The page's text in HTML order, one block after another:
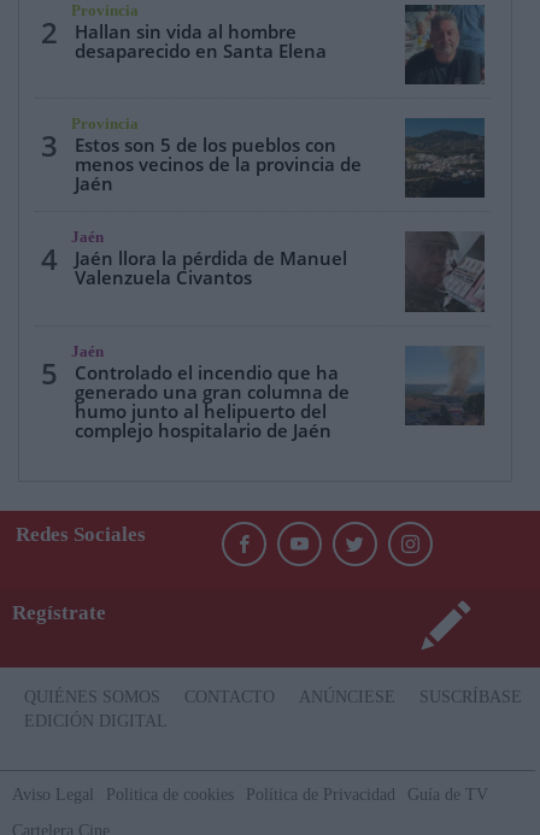
2
Provincia
Hallan sin vida al hombre
desaparecido en Santa Elena
3
Provincia
Estos son 5 de los pueblos con
menos vecinos de la provincia de
Jaén
4
Jaén
Jaén llora la pérdida de Manuel
Valenzuela Civantos
5
Jaén
Controlado el incendio que ha
generado una gran columna de
humo junto al helipuerto del
complejo hospitalario de Jaén
Redes Sociales
Regístrate
QUIÉNES SOMOS CONTACTO ANÚNCIESE
SUSCRÍBASE
EDICIÓN DIGITAL
Aviso Legal Politica de cookies Política de Privacidad
Guía de TV
Cartelera Cine